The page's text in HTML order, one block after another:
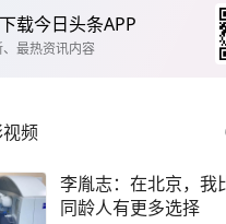
载今日头条APP
最热资讯内容
频
李胤志：在北京，我
同龄人有更多选择